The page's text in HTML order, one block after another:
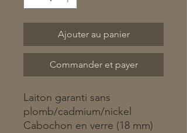
Ajouter au panier
Commander et payer
Laiton garanti sans
plomb/cadmium/nickel
Cabochon en verre (18 mm)